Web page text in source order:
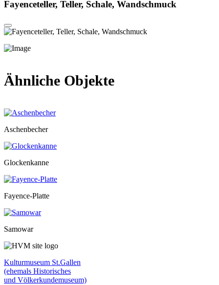
Fayenceteller, Teller, Schale, Wandschmuck
Ähnliche Objekte
Aschenbecher
Glockenkanne
Fayence-Platte
Samowar
Kulturmuseum St.Gallen
(ehemals Historisches
und Völkerkundemuseum)